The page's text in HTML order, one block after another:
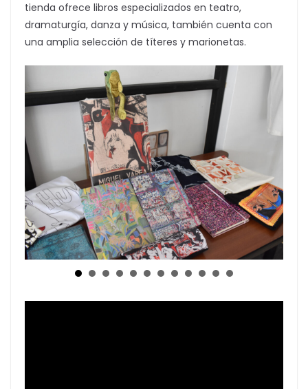
tienda ofrece libros especializados en teatro,
dramaturgía, danza y música, también cuenta con
una amplia selección de títeres y marionetas.